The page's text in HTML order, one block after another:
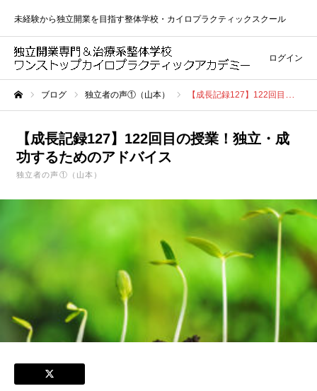
未経験から独立開業を目指す整体学校・カイロプラクティックスクール
ログイン
ブログ 独立者の声①（山本） 【成長記録127】122回目の授業！独立・成功するためのアドバイス
【成長記録127】122回目の授業！独立・成
功するためのアドバイス
独立者の声①（山本）